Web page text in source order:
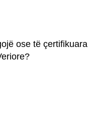
ose të çertifikuara